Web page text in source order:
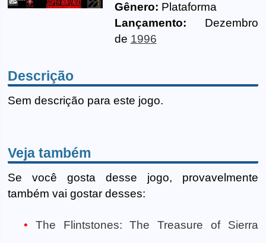
Gênero: Plataforma
Lançamento: Dezembro
de 1996
Descrição
Sem descrição para este jogo.
Veja também
Se você gosta desse jogo, provavelmente
também vai gostar desses:
The Flintstones: The Treasure of Sierra